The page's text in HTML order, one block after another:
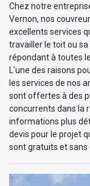
Chez notre
Vernon, nos
excellents services
travailler le toit ou
répondant à toutes
L'une des raisons
les services de nos
sont offertes à des
concurrents dans la
informations plus
devis pour le projet
sont gratuits et sans